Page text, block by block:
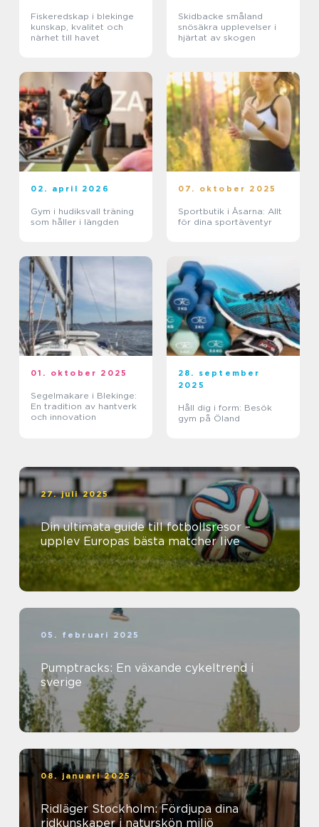
Fiskeredskap i blekinge
kunskap, kvalitet och
närhet till havet
Skidbacke småland
snösäkra upplevelser i
hjärtat av skogen
02. april 2026
Gym i hudiksvall träning
som håller i längden
07. oktober 2025
Sportbutik i Åsarna: Allt
för dina sportäventyr
01. oktober 2025
Segelmakare i Blekinge:
En tradition av hantverk
och innovation
28. september
2025
Håll dig i form: Besök
gym på Öland
27. juli 2025
Din ultimata guide till fotbollsresor –
upplev Europas bästa matcher live
05. februari 2025
Pumptracks: En växande cykeltrend i
sverige
08. januari 2025
Ridläger Stockholm: Fördjupa dina
ridkunskaper i naturskön miljö